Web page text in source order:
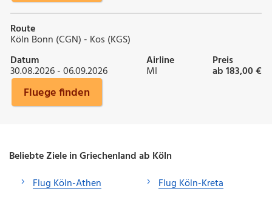
Route
Köln Bonn (CGN) - Kos (KGS)
Datum
30.08.2026 - 06.09.2026
Airline
MI
Preis
ab 183,00 €
Fluege finden
Beliebte Ziele in Griechenland ab Köln
Flug Köln-Athen
Flug Köln-Kreta